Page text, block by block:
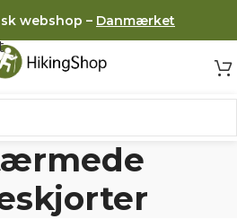
webshop – Danmærket